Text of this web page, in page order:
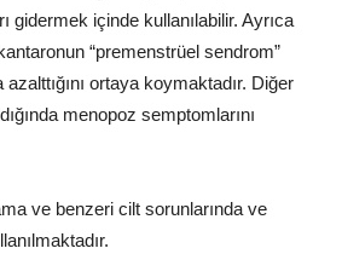
gidermek içinde kullanılabilir. Ayrıca
“premenstrüel sendrom”
ortaya koymaktadır. Diğer
menopoz semptomlarını
ve benzeri cilt sorunlarında ve